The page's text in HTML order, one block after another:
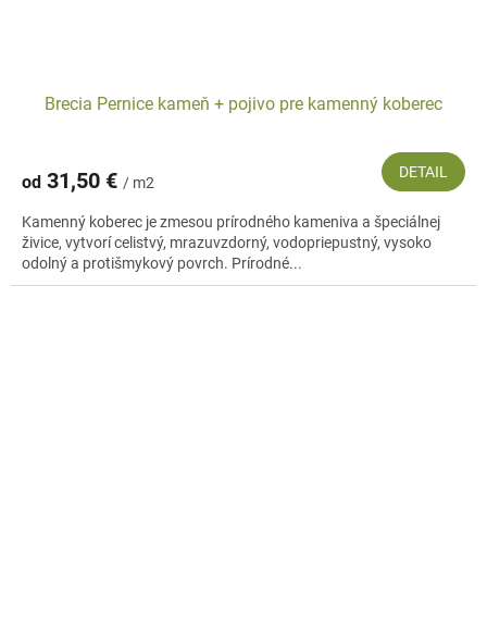
Brecia Pernice kameň + pojivo pre kamenný koberec
od 31,50 € / m2
DETAIL
Kamenný koberec je zmesou prírodného kameniva a špeciálnej
živice, vytvorí celistvý, mrazuvzdorný, vodopriepustný, vysoko
odolný a protišmykový povrch. Prírodné...